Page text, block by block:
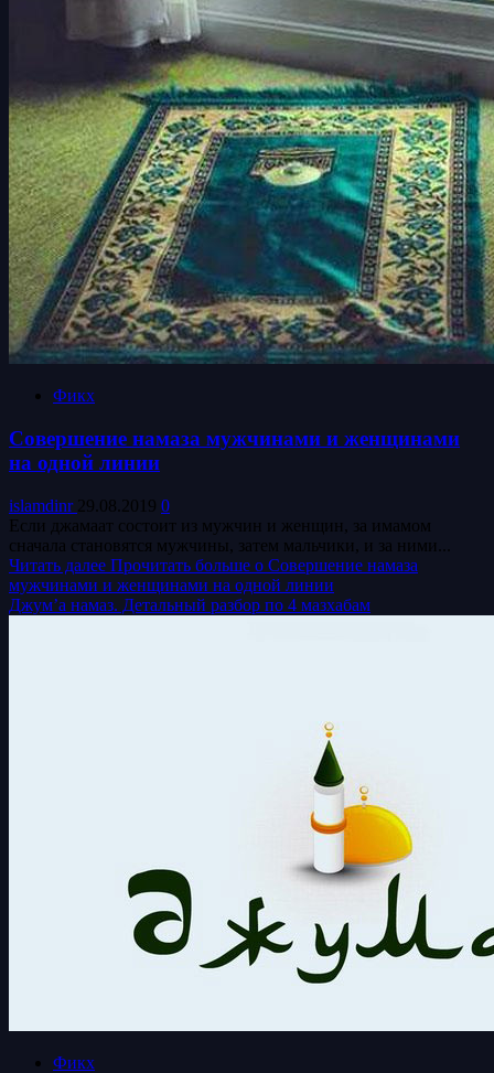
Фикх
Совершение намаза мужчинами и женщинами
на одной линии
islamdinr 29.08.2019 0
Если джамаат состоит из мужчин и женщин, за имамом
сначала становятся мужчины, затем мальчики, и за ними...
Читать далее Прочитать больше о Совершение намаза
мужчинами и женщинами на одной линии
Джум’а намаз. Детальный разбор по 4 мазхабам
Фикх